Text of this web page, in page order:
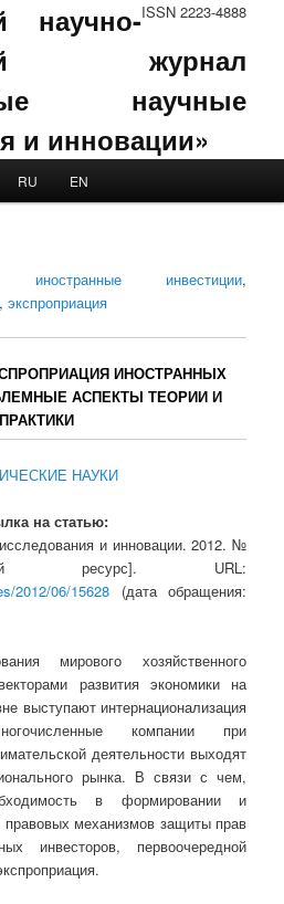
ISSN 2223-4888
научно-
журнал
научные
и инновации»
RU EN
иностранные инвестиции,
,экспроприация
ИНОСТРАННЫХ
АСПЕКТЫ ТЕОРИИ И
ПРАКТИКИ
НАУКИ
на статью:
и инновации. 2012. №
ресурс]. URL:
2012/06/15628 (дата обращения:
мирового хозяйственного
развития экономики на
выступают интернационализация
компании при
деятельности выходят
рынка. В связи с чем,
в формировании и
механизмов защиты прав
инвесторов, первоочередной